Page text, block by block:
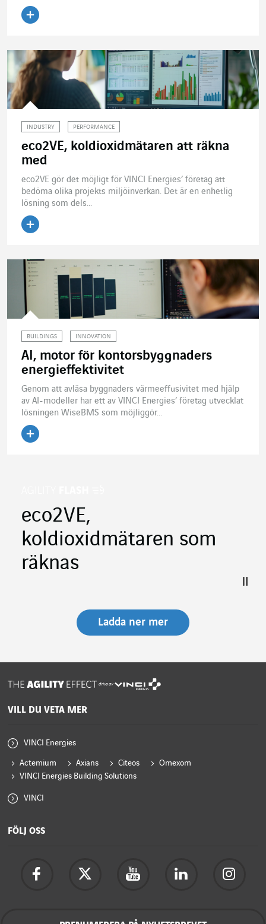
INDUSTRY PERFORMANCE
eco2VE, koldioxidmätaren att räkna
med
eco2VE gör det möjligt för VINCI Energies’ företag att
bedöma olika projekts miljöinverkan. Det är en enhetlig
lösning som dels...
BUILDINGS INNOVATION
AI, motor för kontorsbyggnaders
energieffektivitet
Genom att avläsa byggnaders värmeeffusivitet med hjälp
av AI-modeller har ett av VINCI Energies’ företag utvecklat
lösningen WiseBMS som möjliggör...
eco2VE,
koldioxidmätaren som
räknas
Ladda ner mer
drivs av
VILL DU VETA MER
VINCI Energies
Actemium Axians Citeos
Omexom
VINCI Energies Building Solutions
VINCI
FÖLJ OSS